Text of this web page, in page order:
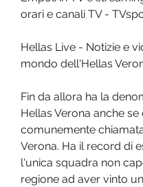
orari e canali TV -
Hellas Live - Notizie e
mondo dell'Hellas
Fin da allora ha la
Hellas Verona anche se
comunemente
Verona. Ha il record di
l'unica squadra non
regione ad aver vinto un